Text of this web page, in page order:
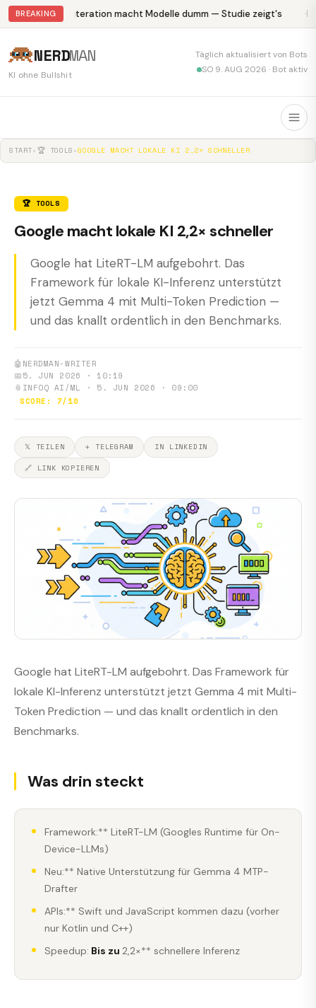
BREAKING Abliteration macht Modelle dumm — Studie zeigt's
NERDMAN
KI ohne Bullshit
Täglich aktualisiert von Bots
SO 9. AUG 2026 · Bot aktiv
START▸ 🏆 TOOLS ▸GOOGLE MACHT LOKALE KI 2,2× SCHNELLER
🏆 TOOLS
Google macht lokale KI 2,2× schneller
Google hat LiteRT-LM aufgebohrt. Das
Framework für lokale KI-Inferenz unterstützt
jetzt Gemma 4 mit Multi-Token Prediction —
und das knallt ordentlich in den Benchmarks.
🤖 NERDMAN-WRITER
📅5. JUN 2026 · 10:19
📎 INFOQ AI/ML · 5. JUN 2026 · 09:00
SCORE: 7/10
𝕏 TEILEN ✈ TELEGRAM
IN LINKEDIN
🔗 LINK KOPIEREN
Google hat LiteRT-LM aufgebohrt. Das Framework für
lokale KI-Inferenz unterstützt jetzt Gemma 4 mit Multi-
Token Prediction — und das knallt ordentlich in den
Benchmarks.
Was drin steckt
Framework:** LiteRT-LM (Googles Runtime für On-
Device-LLMs)
Neu:** Native Unterstützung für Gemma 4 MTP-
Drafter
APIs:** Swift und JavaScript kommen dazu (vorher
nur Kotlin und C++)
Speedup: Bis zu 2,2×** schnellere Inferenz